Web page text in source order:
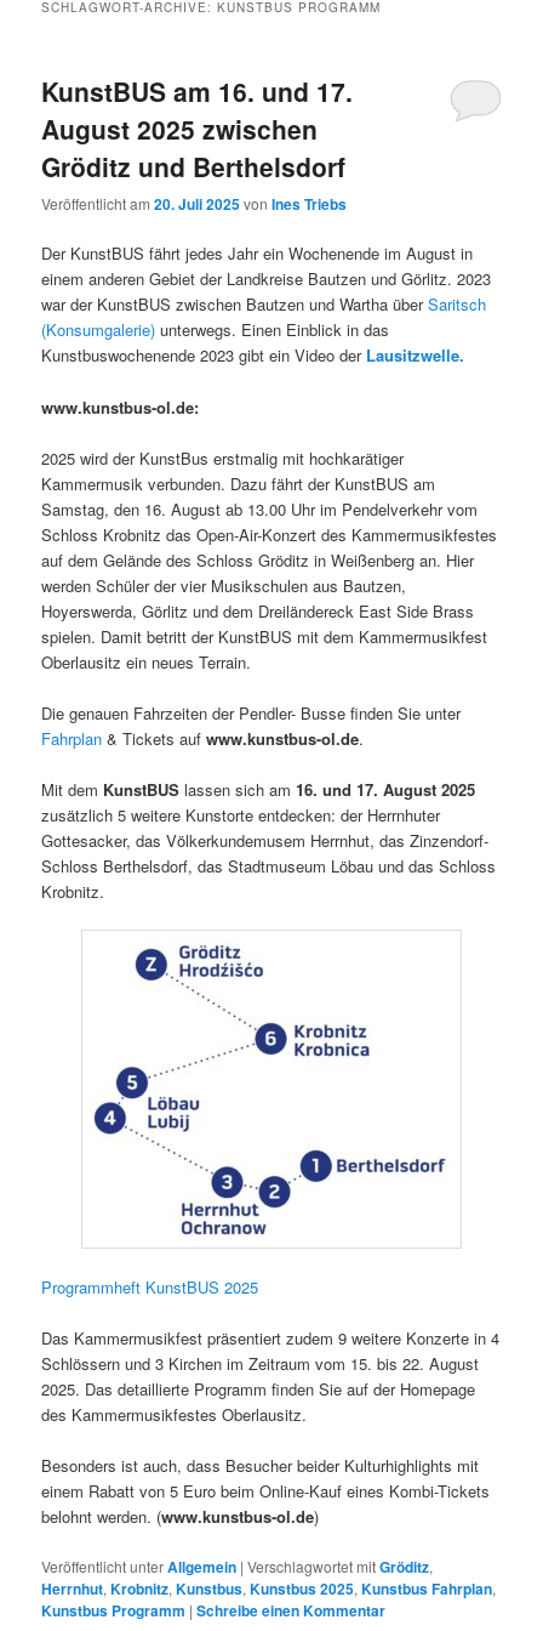
SCHLAGWORT-ARCHIVE:KUNSTBUS PROGRAMM
KunstBUS am 16. und 17.
August 2025 zwischen
Gröditz und Berthelsdorf
Veröffentlicht am20. Juli 2025vonInes Triebs
Der KunstBUS fährt jedes Jahr ein Wochenende im August in
einem anderen Gebiet der Landkreise Bautzen und Görlitz. 2023
war der KunstBUS zwischen Bautzen und Wartha überSaritsch
(Konsumgalerie) unterwegs. Einen Einblick in das
Kunstbuswochenende 2023 gibt ein Video der Lausitzwelle.
www.kunstbus-ol.de:
2025 wird der KunstBus erstmalig mit hochkarätiger
Kammermusik verbunden. Dazu fährt der KunstBUS am
Samstag, den 16. August ab 13.00 Uhr im Pendelverkehr vom
Schloss Krobnitz das Open-Air-Konzert des Kammermusikfestes
auf dem Gelände des Schloss Gröditz in Weißenberg an. Hier
werden Schüler der vier Musikschulen aus Bautzen,
Hoyerswerda, Görlitz und dem Dreiländereck East Side Brass
spielen. Damit betritt der KunstBUS mit dem Kammermusikfest
Oberlausitz ein neues Terrain.
Die genauen Fahrzeiten der Pendler- Busse finden Sie unter
Fahrplan& Tickets aufwww.kunstbus-ol.de.
Mit dem KunstBUS lassen sich am16. und 17. August 2025
zusätzlich 5 weitere Kunstorte entdecken: der Herrnhuter
Gottesacker, das Völkerkundemusem Herrnhut, das Zinzendorf-
Schloss Berthelsdorf, das Stadtmuseum Löbau und das Schloss
Krobnitz.
Programmheft KunstBUS 2025
Das Kammermusikfest präsentiert zudem 9 weitere Konzerte in 4
Schlössern und 3 Kirchen im Zeitraum vom 15. bis 22. August
2025. Das detaillierte Programm finden Sie auf der Homepage
des Kammermusikfestes Oberlausitz.
Besonders ist auch, dass Besucher beider Kulturhighlights mit
einem Rabatt von 5 Euro beim Online-Kauf eines Kombi-Tickets
belohnt werden. (www.kunstbus-ol.de)
Veröffentlicht unterAllgemein |Verschlagwortet mitGröditz,
Herrnhut,Krobnitz,Kunstbus,Kunstbus 2025,Kunstbus Fahrplan,
Kunstbus Programm |Schreibe einen Kommentar